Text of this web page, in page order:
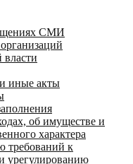
СМИ
власти
иные акты
об имуществе и
характера
требований к
урегулированию